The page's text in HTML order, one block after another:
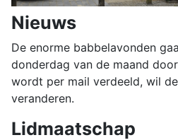
Nieuws
De enorme babbelavonden
donderdag van de maand
wordt per mail verdeeld, wil
veranderen.
Lidmaatschap